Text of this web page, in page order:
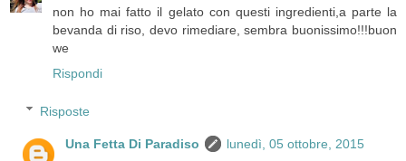
non ho mai fatto il gelato con questi ingredienti,a parte la
bevanda di riso, devo rimediare, sembra buonissimo!!!buon
we
Rispondi
Risposte
Una Fetta Di Paradiso
lunedì, 05 ottobre, 2015